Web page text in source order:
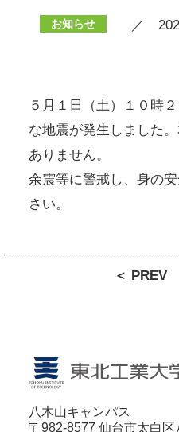
お知らせ ／
５月１日（土）１０時
な地震が発生しました
ありません。
余震等に警戒し、身の
さい。
＜ PREV
八木山キャンパス
〒982-8577 仙台市太白